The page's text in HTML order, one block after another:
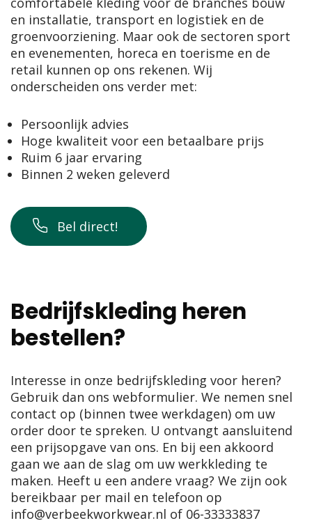
en installatie, transport en logistiek en de
groenvoorziening. Maar ook de sectoren sport
en evenementen, horeca en toerisme en de
retail kunnen op ons rekenen. Wij
onderscheiden ons verder met:
Persoonlijk advies
Hoge kwaliteit voor een betaalbare prijs
Ruim 6 jaar ervaring
Binnen 2 weken geleverd
Bel direct!
Bedrijfskleding heren
bestellen?
Interesse in onze bedrijfskleding voor heren?
Gebruik dan ons webformulier. We nemen snel
contact op (binnen twee werkdagen) om uw
order door te spreken. U ontvangt aansluitend
een prijsopgave van ons. En bij een akkoord
gaan we aan de slag om uw werkkleding te
maken. Heeft u een andere vraag? We zijn ook
bereikbaar per mail en telefoon op
info@verbeekworkwear.nl of 06-33333837